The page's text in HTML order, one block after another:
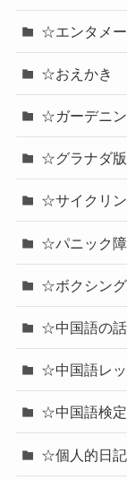
☆エンタメ
☆おえかき
☆ガーデニ
☆グラナダ
☆サイクリ
☆パニック
☆ボクシング
☆中国語の
☆中国語レ
☆中国語検
☆個人的日記